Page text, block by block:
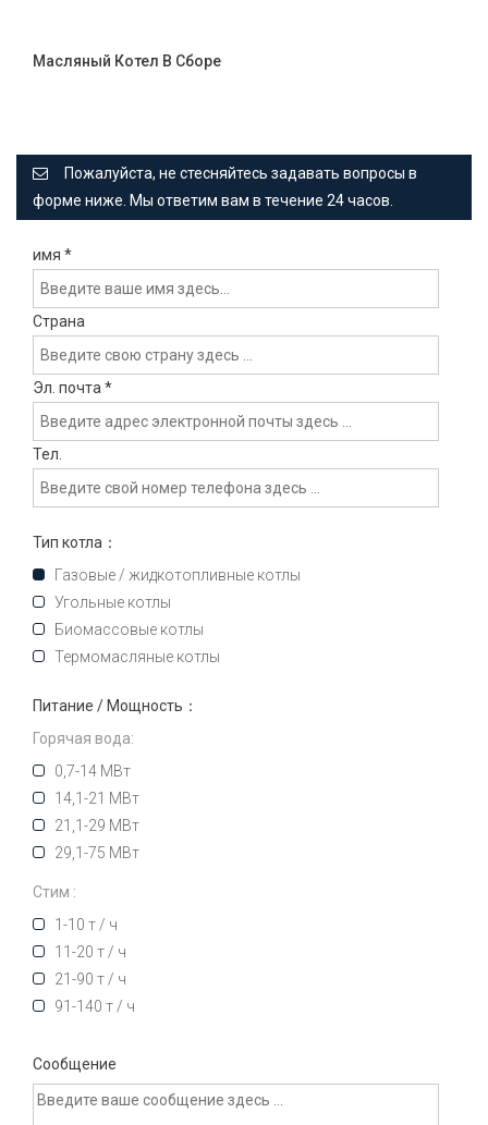
Масляный Котел В Сборе
Пожалуйста, не стесняйтесь задавать вопросы в
форме ниже. Мы ответим вам в течение 24 часов.
имя *
Страна
Эл. почта *
Тел.
Тип котла：
Газовые / жидкотопливные котлы
Угольные котлы
Биомассовые котлы
Термомасляные котлы
Питание / Мощность：
Горячая вода:
0,7-14 МВт
14,1-21 МВт
21,1-29 МВт
29,1-75 МВт
Стим :
1-10 т / ч
11-20 т / ч
21-90 т / ч
91-140 т / ч
Сообщение